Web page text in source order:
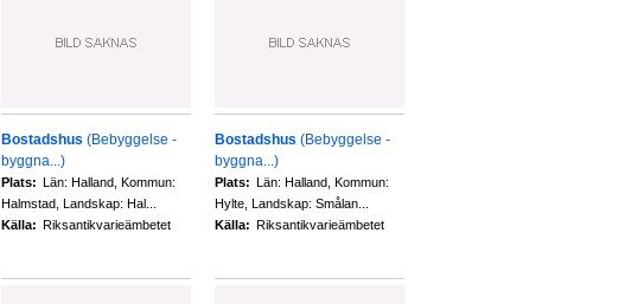
Bostadshus (Bebyggelse -
byggna...)
Plats: Län: Halland, Kommun:
Halmstad, Landskap: Hal...
Källa: Riksantikvarieämbetet
Bostadshus (Bebyggelse -
byggna...)
Plats: Län: Halland, Kommun:
Hylte, Landskap: Smålan...
Källa: Riksantikvarieämbetet